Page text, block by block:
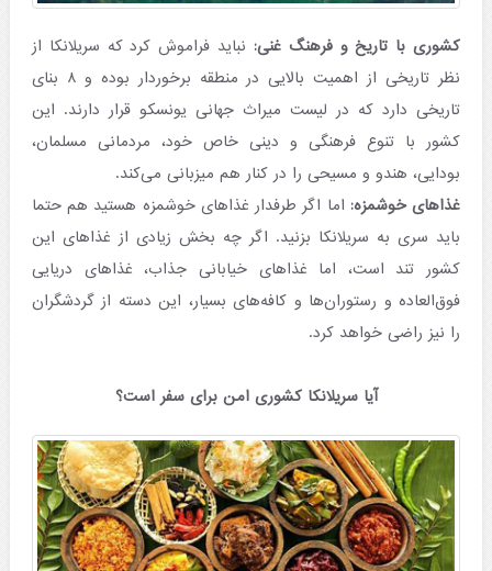
کشوری با تاریخ و فرهنگ غنی: نباید فراموش کرد که سریلانکا از
نظر تاریخی از اهمیت بالایی در منطقه برخوردار بوده و ۸ بنای
تاریخی دارد که در لیست میراث جهانی یونسکو قرار دارند. این
کشور با تنوع فرهنگی و دینی خاص خود، مردمانی مسلمان،
بودایی، هندو و مسیحی را در کنار هم میزبانی می‌کند.
غذاهای خوشمزه: اما اگر طرفدار غذاهای خوشمزه هستید هم حتما
باید سری به سریلانکا بزنید. اگر چه بخش زیادی از غذاهای این
کشور تند است، اما غذاهای خیابانی جذاب، غذاهای دریایی
فوق‌العاده و رستوران‌ها و کافه‌های بسیار، این دسته از گردشگران
را نیز راضی خواهد کرد.
آیا سریلانکا کشوری امن برای سفر است؟